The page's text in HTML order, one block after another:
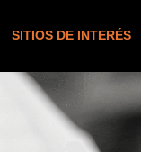
SITIOS DE INTERÉS